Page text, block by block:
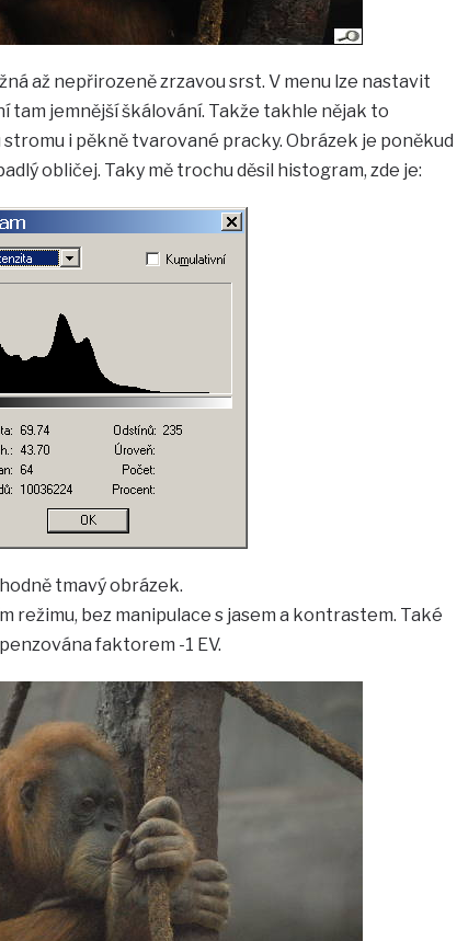
až nepřirozeně zrzavou srst. V menu lze nastavit
tam jemnější škálování. Takže takhle nějak to
stromu i pěkně tvarované pracky. Obrázek je poněkud
obličej. Taky mě trochu děsil histogram, zde je:
tmavý obrázek.
režimu, bez manipulace s jasem a kontrastem. Také
faktorem -1 EV.